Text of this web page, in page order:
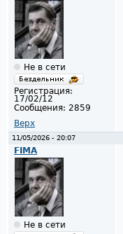
Не в сети
Регистрация:
17/02/12
Сообщения: 2859
Верх
11/05/2026 - 20:07
FIMA
Не в сети